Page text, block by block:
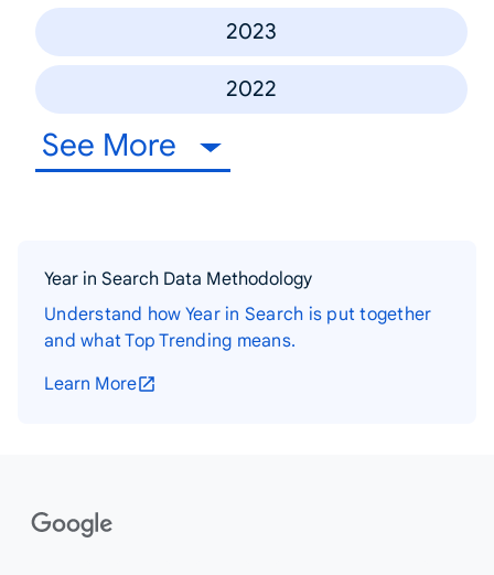
2023
2022
See More
Year in Search Data Methodology
Understand how Year in Search is put together
and what Top Trending means.
Learn More